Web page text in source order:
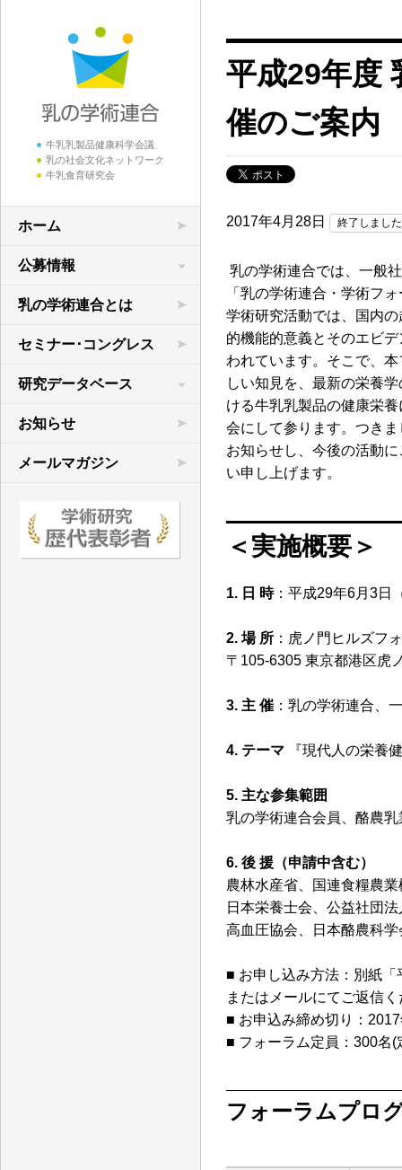
牛乳乳製品健康科学会議
乳の社会文化ネットワーク
牛乳食育研究会
ホーム
公募情報
学術研究の公募
領域横断共同研究
乳の学術連合とは
セミナー･コングレス
研究データベース
学術連合の研究
先行研究など
お知らせ
メールマガジン
平成29年度
催のご案内
2017年4月28日 終了しました
乳の学術連合では、一般
「乳の学術連合・学術フ
学術研究活動では、国内
的機能的意義とそのエビ
われています。そこで、
しい知見を、最新の栄養
ける牛乳乳製品の健康栄
会にして参ります。つき
お知らせし、今後の活動
い申し上げます。
＜実施概要＞
1. 日 時：平成29年6月3日
2. 場 所 ：虎ノ門ヒルズフ
〒105-6305 東京都港区虎
3. 主 催 ：乳の学術連合、
4. テーマ 『現代人の栄養
5. 主な参集範囲
乳の学術連合会員、酪農
6. 後 援（申請中含む）
農林水産省、国連食糧農
日本栄養士会、公益社団
高血圧協会、日本酪農科学
■ お申し込み方法：別紙
またはメールにてご返信
■ お申込み締め切り：
■ フォーラム定員：300名(
フォーラムプロ